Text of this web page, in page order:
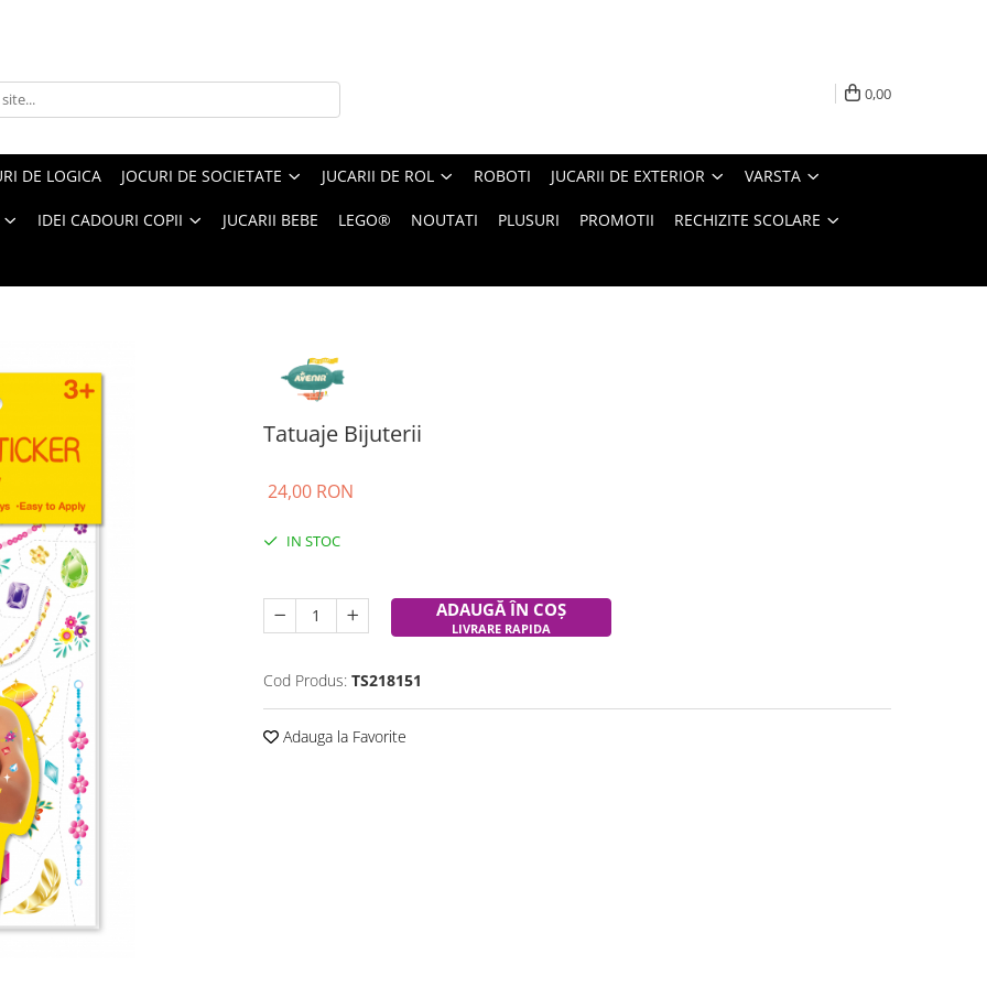
0,00
DE LOGICA JOCURI DE SOCIETATE JUCARII DE ROL ROBOTI JUCARII DE EXTERIOR VARSTA
IDEI CADOURI COPII JUCARII BEBE LEGO® NOUTATI PLUSURI PROMOTII RECHIZITE SCOLARE
Tatuaje Bijuterii
24,00 RON
IN STOC
ADAUGĂ ÎN COȘ
LIVRARE RAPIDA
Cod Produs: TS218151
Adauga la Favorite